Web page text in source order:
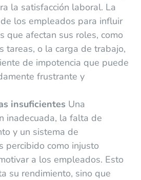
la satisfacción laboral. La
los empleados para influir
que afectan sus roles, como
tareas, o la carga de trabajo,
de impotencia que puede
frustrante y
insuficientes Una
inadecuada, la falta de
y un sistema de
percibido como injusto
a los empleados. Esto
su rendimiento, sino que